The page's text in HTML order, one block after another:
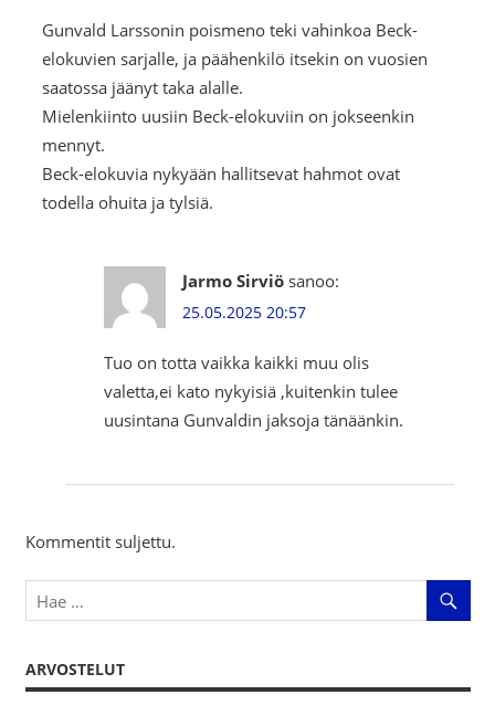
Gunvald Larssonin poismeno teki vahinkoa Beck-
elokuvien sarjalle, ja päähenkilö itsekin on vuosien
saatossa jäänyt taka alalle.
Mielenkiinto uusiin Beck-elokuviin on jokseenkin
mennyt.
Beck-elokuvia nykyään hallitsevat hahmot ovat
todella ohuita ja tylsiä.
Jarmo Sirviö sanoo:
25.05.2025 20:57
Tuo on totta vaikka kaikki muu olis
valetta,ei kato nykyisiä ,kuitenkin tulee
uusintana Gunvaldin jaksoja tänäänkin.
Kommentit suljettu.
ARVOSTELUT